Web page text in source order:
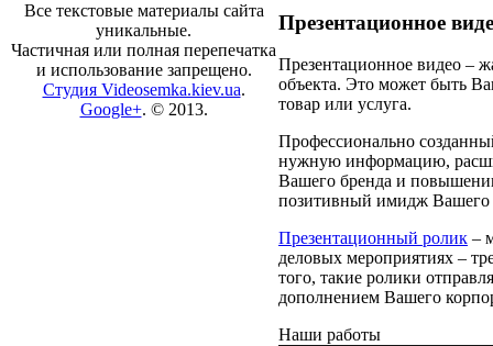
Презентационное
Презентационное видео –
объекта. Это может быть
товар или услуга.
Профессионально
нужную информацию,
Вашего бренда и
позитивный имидж Вашего
Презентационный ролик –
деловых мероприятиях –
того, такие ролики
дополнением Вашего
Наши работы
Все текстовые материалы сайта
уникальные.
Частичная или полная перепечатка
и использование запрещено.
Студия Videosemka.kiev.ua.
Google+. © 2013.